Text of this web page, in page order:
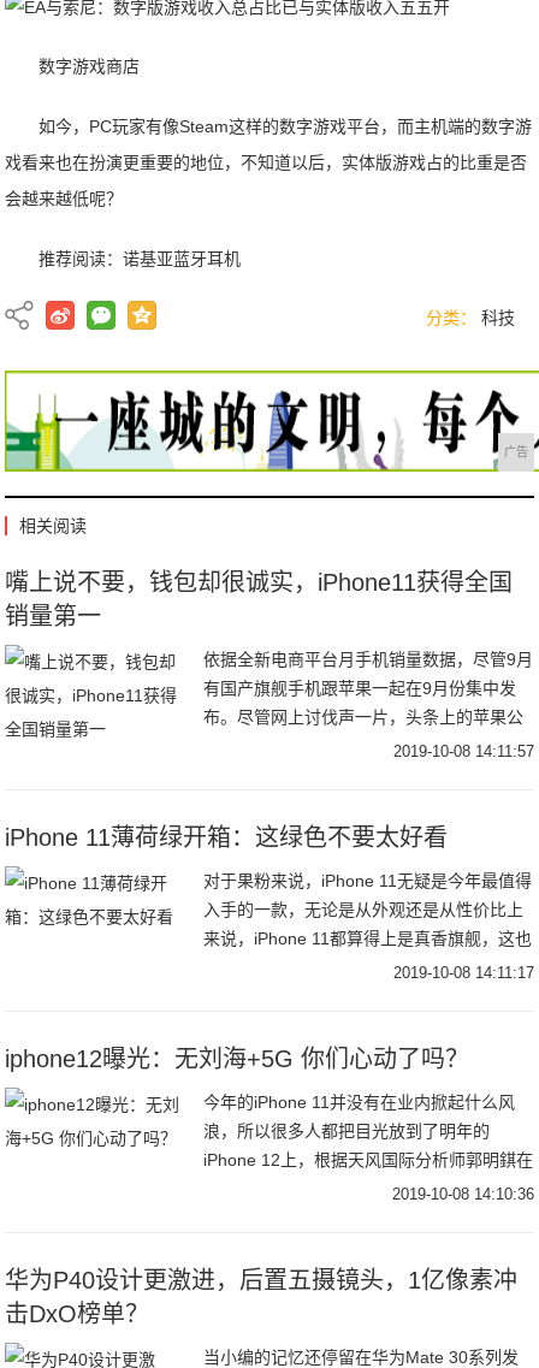
数字游戏商店
如今，PC玩家有像Steam这样的数字游戏平台，而主机端的数字游
戏看来也在扮演更重要的地位，不知道以后，实体版游戏占的比重是否
会越来越低呢？
推荐阅读：诺基亚蓝牙耳机
分类： 科技
广告
相关阅读
嘴上说不要，钱包却很诚实，iPhone11获得全国
销量第一
依据全新电商平台月手机销量数据，尽管9月
有国产旗舰手机跟苹果一起在9月份集中发
布。尽管网上讨伐声一片，头条上的苹果公
司更是面临倒闭的危险，然而在销量上，
2019-10-08 14:11:57
iPhone 11薄荷绿开箱：这绿色不要太好看
对于果粉来说，iPhone 11无疑是今年最值得
入手的一款，无论是从外观还是从性价比上
来说，iPhone 11都算得上是真香旗舰，这也
是为什么iPhone 11能成为爆款的原因，即使
2019-10-08 14:11:17
iphone12曝光：无刘海+5G 你们心动了吗？
今年的iPhone 11并没有在业内掀起什么风
浪，所以很多人都把目光放到了明年的
iPhone 12上，根据天风国际分析师郭明錤在
最新预测报告中指出，明年的iPhone将全系
2019-10-08 14:10:36
华为P40设计更激进，后置五摄镜头，1亿像素冲
击DxO榜单？
当小编的记忆还停留在华为Mate 30系列发